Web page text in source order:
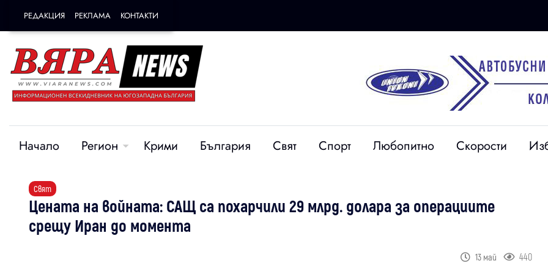
РЕДАКЦИЯ РЕКЛАМА КОНТАКТИ
Начало Регион Крими България Свят Спорт Любопитно Скорости
Свят
Цената на войната: САЩ са похарчили 29 млрд. долара за операциите
срещу Иран до момента
13 май 440